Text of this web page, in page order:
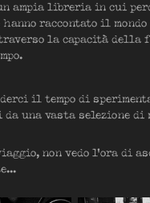
ampia libreria in cui
raccontato il
la capacità della
il tempo di
da una vasta selezione di
non vedo l'ora di